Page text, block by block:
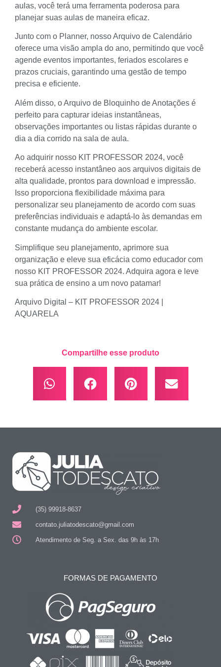
aulas, você terá uma ferramenta poderosa para
planejar suas aulas de maneira eficaz.
Junto com o Planner, nosso Arquivo de Calendário
oferece uma visão ampla do ano, permitindo que você
agende eventos importantes, feriados escolares e
prazos cruciais, garantindo uma gestão de tempo
precisa e eficiente.
Além disso, o Arquivo de Bloquinho de Anotações é
perfeito para capturar ideias instantâneas,
observações importantes ou listas rápidas durante o
dia a dia corrido na sala de aula.
Ao adquirir nosso KIT PROFESSOR 2024, você
receberá acesso instantâneo aos arquivos digitais de
alta qualidade, prontos para download e impressão.
Isso proporciona flexibilidade máxima para
personalizar seu planejamento de acordo com suas
preferências individuais e adaptá-lo às demandas em
constante mudança do ambiente escolar.
Simplifique seu planejamento, aprimore sua
organização e eleve sua eficácia como educador com
nosso KIT PROFESSOR 2024. Adquira agora e leve
sua prática de ensino a um novo patamar!
Arquivo Digital – KIT PROFESSOR 2024 |
AQUARELA
Compartilhe esse produto
(35) 99918-8637
contato.juliatodescato@gmail.com
Atendimento de Seg. a Sex. das 9h às 17h
FORMAS DE PAGAMENTO